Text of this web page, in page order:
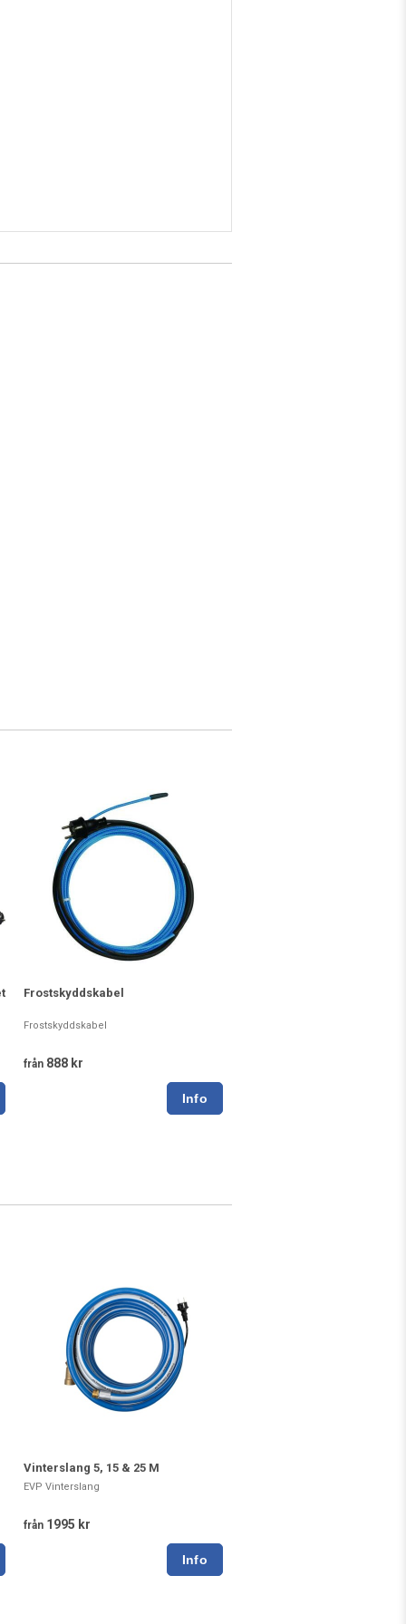
Frostskyddskabel
Frostskyddskabel
från 888 kr
Vinterslang 5, 15 & 25 M
EVP Vinterslang
från 1995 kr